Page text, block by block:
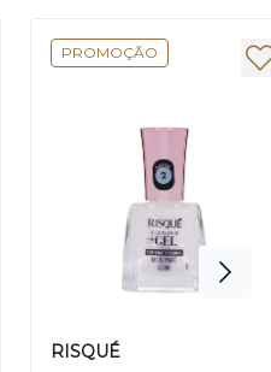
PROMOÇÃO
RISQUÉ